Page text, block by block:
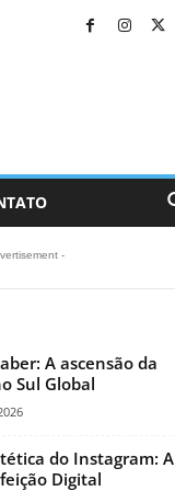
-
A ascensão da
Sul Global
do Instagram: A
Digital